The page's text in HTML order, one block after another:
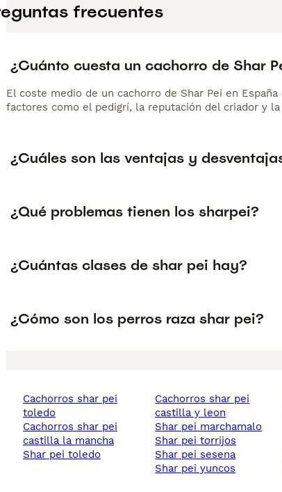
frecuentes
¿Cuánto cuesta un cachorro de Shar
El coste medio de un cachorro de Shar Pei en
factores como el pedigrí, la reputación del criador y la
¿Cuáles son las ventajas y
¿Qué problemas tienen los sharpei?
¿Cuántas clases de shar pei hay?
¿Cómo son los perros raza shar pei?
cachorros shar pei
toledo
cachorros shar pei
castilla la mancha
shar pei toledo
cachorros shar pei
castilla y leon
shar pei marchamalo
shar pei torrijos
shar pei sesena
shar pei yuncos